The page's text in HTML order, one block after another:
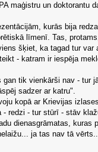
maģistru un doktorantu
kurās bija
līmenī. Tas,
šķiet, ka tagad tur var
- katram ir iespēja
gan tik vienkārši nav - tur
sadzer ar katru".
kopā ar Krievijas
- redzi - tur stūrī - stāv
dienasgrāmatas, kuras
ja tas nav tā